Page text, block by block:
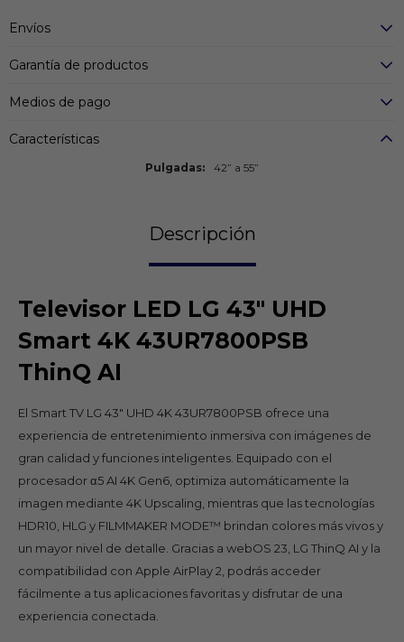
Envíos
Garantía de productos
Medios de pago
Características
Pulgadas 42” a 55”
Descripción
Televisor LED LG 43" UHD
Smart 4K 43UR7800PSB
ThinQ AI
El Smart TV LG 43" UHD 4K 43UR7800PSB ofrece una
experiencia de entretenimiento inmersiva con imágenes de
gran calidad y funciones inteligentes. Equipado con el
procesador α5 AI 4K Gen6, optimiza automáticamente la
imagen mediante 4K Upscaling, mientras que las tecnologías
HDR10, HLG y FILMMAKER MODE™ brindan colores más vivos y
un mayor nivel de detalle. Gracias a webOS 23, LG ThinQ AI y la
compatibilidad con Apple AirPlay 2, podrás acceder
fácilmente a tus aplicaciones favoritas y disfrutar de una
experiencia conectada.